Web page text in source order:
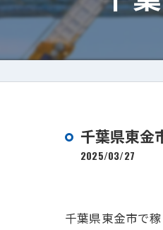
千葉県東金
2025/03/27
千葉県東金市で